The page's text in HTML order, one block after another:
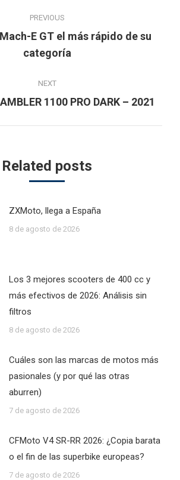
PREVIOUS
Previous
post:
E GT el más rápido de su
categoría
NEXT
Next
1100 PRO DARK – 2021
Related posts
ZXMoto, llega a España
8 de agosto de 2026
Los 3 mejores scooters de 400 cc y
más efectivos de 2026: Análisis sin
filtros
8 de agosto de 2026
Cuáles son las marcas de motos más
pasionales (y por qué las otras
aburren)
7 de agosto de 2026
CFMoto V4 SR-RR 2026: ¿Copia barata
o el fin de las superbike europeas?
7 de agosto de 2026